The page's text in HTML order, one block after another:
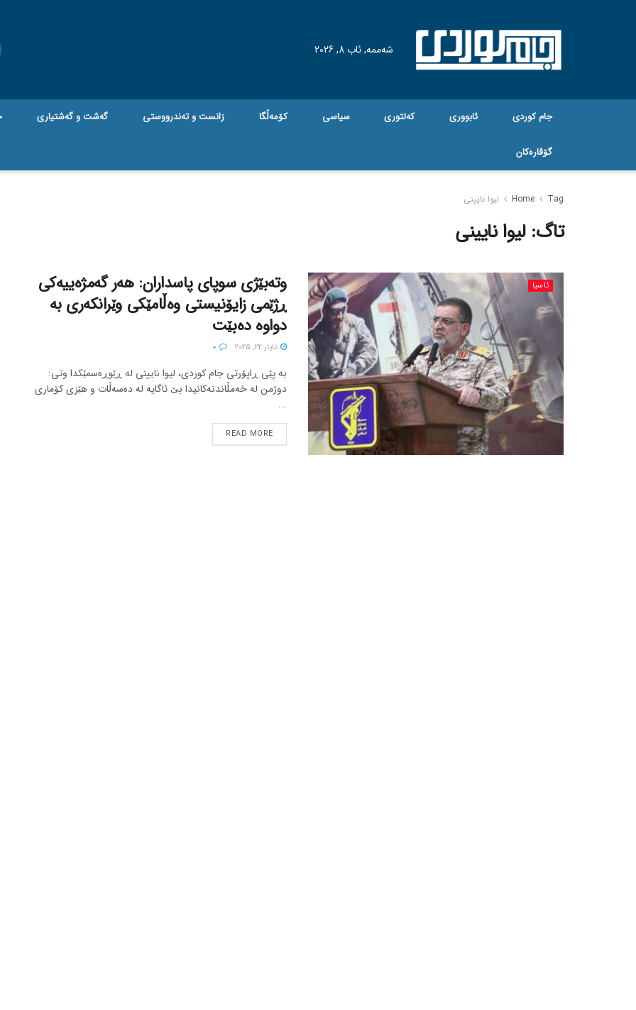
شەممە, ئاب 8, 2026
جام کوردی ئابووری کەلتوری سیاسی کۆمەڵگا زانست و تەندرووستی گه‌شت و گه‌شتیاری
گۆڤاره‌کان
Home Tag لیوا نایینی
تاگ:لیوا نایینی
ئاسیا
وتەبێژی سوپای پاسداران: هەر گەمژەییەکی
ڕژێمی زایۆنیستی وەڵامێکی وێرانکەری بە
دواوە دەبێت
ئایار 22, 2025
بە پێی ڕاپۆرتی جام کوردی، لیوا نایینی لە ڕێوڕەسمێکدا وتی:
دوژمن لە خەمڵاندنەکانیدا بێ ئاگایە لە دەسەڵات و هێزی کۆماری
...
READ MORE